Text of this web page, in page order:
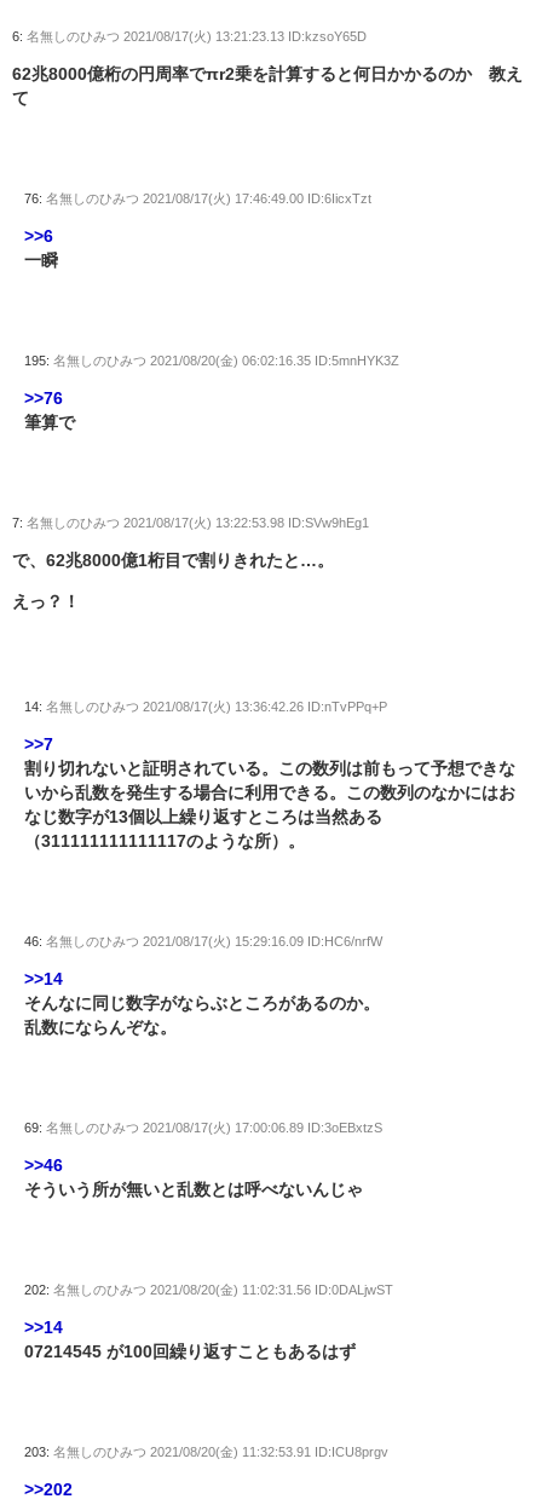
6: 名無しのひみつ 2021/08/17(火) 13:21:23.13 ID:kzsoY65D
62兆8000億桁の円周率でπr2乗を計算すると何日かかるのか 教え
て
76: 名無しのひみつ 2021/08/17(火) 17:46:49.00 ID:6IicxTzt
>>6
一瞬
195: 名無しのひみつ 2021/08/20(金) 06:02:16.35 ID:5mnHYK3Z
>>76
筆算で
7: 名無しのひみつ 2021/08/17(火) 13:22:53.98 ID:SVw9hEg1
で、62兆8000億1桁目で割りきれたと…。
えっ？！
14: 名無しのひみつ 2021/08/17(火) 13:36:42.26 ID:nTvPPq+P
>>7
割り切れないと証明されている。この数列は前もって予想できな
いから乱数を発生する場合に利用できる。この数列のなかにはお
なじ数字が13個以上繰り返すところは当然ある
（311111111111117のような所）。
46: 名無しのひみつ 2021/08/17(火) 15:29:16.09 ID:HC6/nrfW
>>14
そんなに同じ数字がならぶところがあるのか。
乱数にならんぞな。
69: 名無しのひみつ 2021/08/17(火) 17:00:06.89 ID:3oEBxtzS
>>46
そういう所が無いと乱数とは呼べないんじゃ
202: 名無しのひみつ 2021/08/20(金) 11:02:31.56 ID:0DALjwST
>>14
07214545 が100回繰り返すこともあるはず
203: 名無しのひみつ 2021/08/20(金) 11:32:53.91 ID:ICU8prgv
>>202